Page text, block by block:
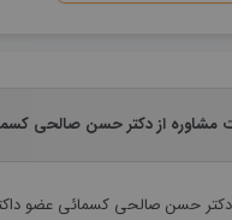
مشاوره از دکتر حسن صالحی
دکتر حسن صالحی کسمائی عضو